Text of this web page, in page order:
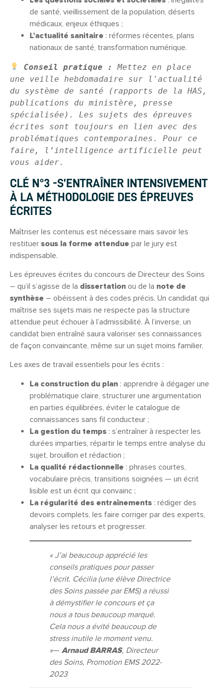
de santé, vieillissement de la population, déserts
médicaux, enjeux éthiques ;
L’actualité sanitaire : réformes récentes, plans
nationaux de santé, transformation numérique.
Conseil pratique :
Mettez en place
une veille hebdomadaire sur l'actualité
du système de santé (rapports de la HAS,
publications du ministère, presse
spécialisée). Les sujets des épreuves
écrites sont toujours en lien avec des
problématiques contemporaines. Pour ce
faire, l’intelligence artificielle peut
vous aider.
CLÉ N°3 -S’ENTRAÎNER INTENSIVEMENT
À LA MÉTHODOLOGIE DES ÉPREUVES
ÉCRITES
Maîtriser les contenus est nécessaire mais savoir les
restituer sous la forme attendue par le jury est
indispensable.
Les épreuves écrites du concours de Directeur des Soins
– qu’il s’agisse de la dissertation ou de la note de
synthèse – obéissent à des codes précis. Un candidat qui
maîtrise ses sujets mais ne respecte pas la structure
attendue peut échouer à l’admissibilité. À l’inverse, un
candidat bien entraîné saura valoriser ses connaissances
de façon convaincante, même sur un sujet moins familier.
Les axes de travail essentiels pour les écrits :
La construction du plan : apprendre à dégager une
problématique claire, structurer une argumentation
en parties équilibrées, éviter le catalogue de
connaissances sans fil conducteur ;
La gestion du temps : s’entraîner à respecter les
durées imparties, répartir le temps entre analyse du
sujet, brouillon et rédaction ;
La qualité rédactionnelle : phrases courtes,
vocabulaire précis, transitions soignées — un écrit
lisible est un écrit qui convainc ;
La régularité des entraînements : rédiger des
devoirs complets, les faire corriger par des experts,
analyser les retours et progresser.
« J’ai beaucoup apprécié les
conseils pratiques pour passer
l’écrit. Cécilia (une élève Directrice
des Soins passée par EMS) a réussi
à démystifier le concours et ça
nous a tous beaucoup marqué.
Cela nous a évité beaucoup de
stress inutile le moment venu.
»— Arnaud BARRAS, Directeur
des Soins, Promotion EMS 2022-
2023